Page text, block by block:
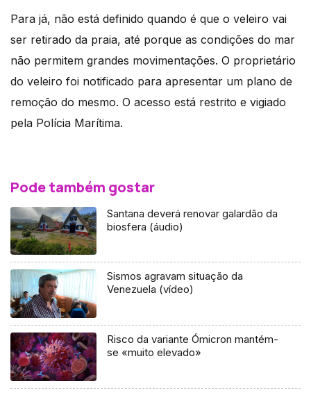
Para já, não está definido quando é que o veleiro vai
ser retirado da praia, até porque as condições do mar
não permitem grandes movimentações. O proprietário
do veleiro foi notificado para apresentar um plano de
remoção do mesmo. O acesso está restrito e vigiado
pela Polícia Marítima.
Pode também gostar
Santana deverá renovar galardão da
biosfera (áudio)
Sismos agravam situação da
Venezuela (vídeo)
Risco da variante Ómicron mantém-
se «muito elevado»